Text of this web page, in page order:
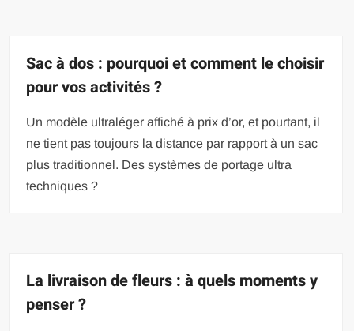
Sac à dos : pourquoi et comment le choisir
pour vos activités ?
Un modèle ultraléger affiché à prix d’or, et pourtant, il
ne tient pas toujours la distance par rapport à un sac
plus traditionnel. Des systèmes de portage ultra
techniques ?
La livraison de fleurs : à quels moments y
penser ?